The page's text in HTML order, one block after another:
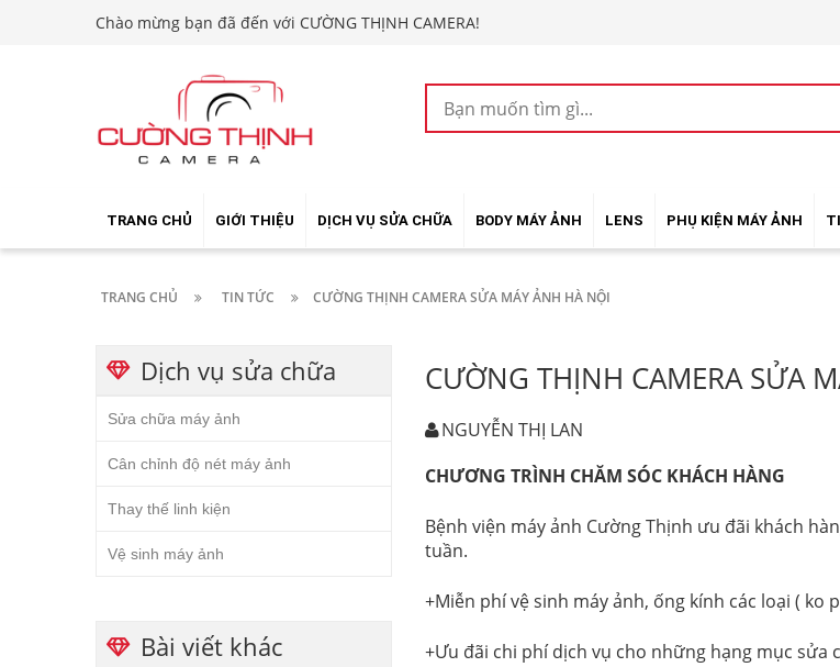
Chào mừng bạn đã đến với CƯỜNG THỊNH CAMERA!
TRANG CHỦ GIỚI THIỆU DỊCH VỤ SỬA CHỮA BODY MÁY ẢNH LENS PHỤ KIỆN MÁY ẢNH
TRANG CHỦ TIN TỨC CƯỜNG THỊNH CAMERA SỬA MÁY ẢNH HÀ NỘI
Dịch vụ sửa chữa
Sửa chữa máy ảnh
Cân chỉnh độ nét máy ảnh
Thay thế linh kiện
Vệ sinh máy ảnh
Bài viết khác
CƯỜNG THỊNH CAMERA SỬA
NGUYỄN THỊ LAN
CHƯƠNG TRÌNH CHĂM SÓC KHÁCH HÀNG
Bệnh viện máy ảnh Cường Thịnh ưu đãi khách
tuần.
+Miễn phí vệ sinh máy ảnh, ống kính các loại ( ko
+Ưu đãi chi phí dịch vụ cho những hạng mục sửa